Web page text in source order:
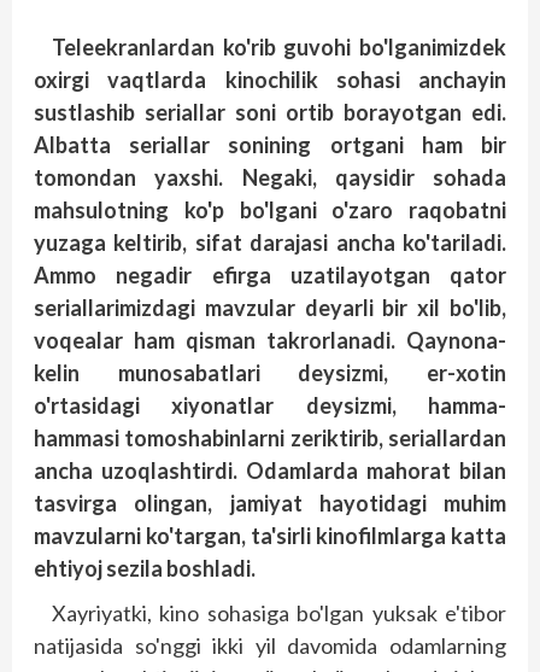
Teleekranlardan ko'rib guvohi bo'lganimizdek
oxirgi vaqtlarda kinochilik sohasi anchayin
sustlashib seriallar soni ortib borayotgan edi.
Albatta seriallar sonining ortgani ham bir
tomondan yaxshi. Negaki, qaysidir sohada
mahsulotning ko'p bo'lgani o'zaro raqobatni
yuzaga keltirib, sifat darajasi ancha ko'tariladi.
Ammo negadir efirga uzatilayotgan qator
seriallarimizdagi mavzular deyarli bir xil bo'lib,
voqealar ham qisman tak­rorlanadi. Qaynona-
kelin munosabatlari deysizmi, er-xotin
o'rtasidagi xiyonatlar deysizmi, hamma-
hammasi tomoshabinlarni zeriktirib, seriallardan
ancha uzoqlashtirdi. Odamlarda mahorat bilan
tasvirga olingan, jamiyat hayotidagi muhim
mavzularni ko'targan, ta'sirli kinofilmlarga katta
ehtiyoj sezila boshladi.
Xayriyatki, kino sohasiga bo'lgan yuksak e'tibor
natijasida so'nggi ikki yil davomida odamlarning